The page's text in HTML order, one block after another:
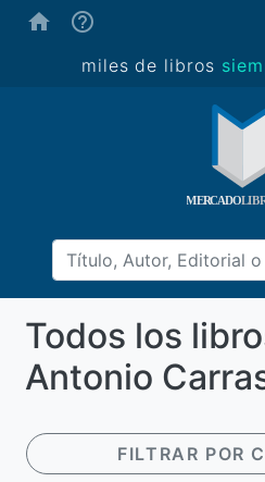
miles de libros
Todos los
Antonio
FILTRAR POR